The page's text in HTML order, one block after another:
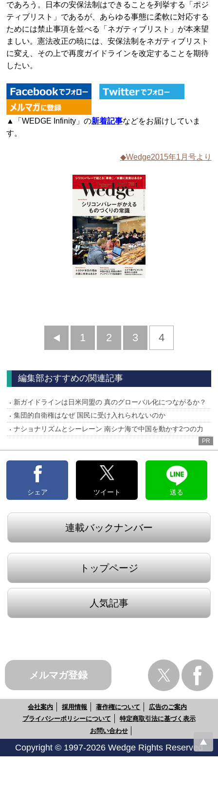
であろう。日本の安保法制はできることを列挙する「ポジ
ティブリスト」であるが、あらゆる事態に柔軟に対応する
ためには禁止事項を並べる「ネガティブリスト」が本来望
ましい。憲法改正の暁には、安保法制をネガティブリスト
に変え、その上で再度ガイドラインを改定することを期待
したい。
▲「WEDGE Infinity」の新着記事などをお届けしていま
す。
◆Wedge2015年1月号より
前
1 2 3 4
編集部おすすめの関連記事
新ガイドラインは日米同盟の 真のグローバル化につながるか？
集団的自衛権はなぜ 国民に受け入れられないのか
ナショナリズムとシーレーン 南シナ海で中国を動かす2つの力
PR
シェア ツイート 送る
連載バックナンバー
トップページ
人気記事
メルマガ登録
会社案内 採用情報 著作権について
広告のご案内
プライバシーポリシーについて
特定商取引法に基づく表示
お問い合わせ
Copyright © 1997-2026 Wedge Rights Reserved